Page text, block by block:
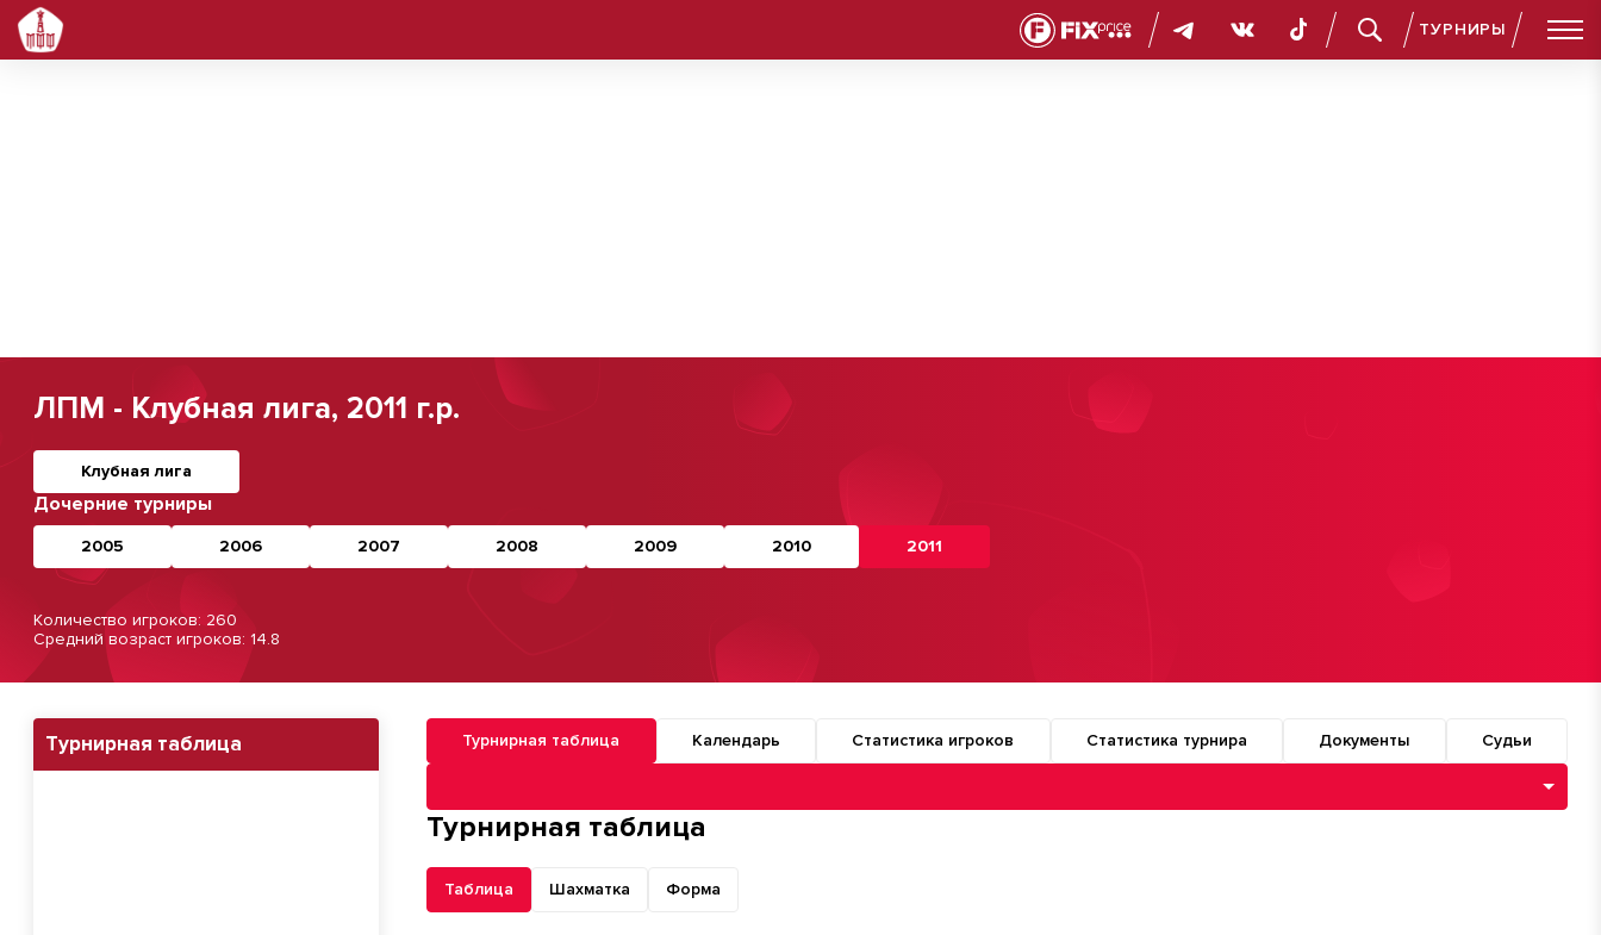
ТУРНИРЫ
ЛПМ - Клубная лига, 2011 г.р.
Клубная лига
Дочерние турниры
2005 2006 2007 2008 2009 2010 2011
Количество игроков: 260
Средний возраст игроков: 14.8
Турнирная таблица Турнирная таблица Календарь Статистика игроков Статистика турнира Документы Судьи
Навигация по разделам турнира
Турнирная таблица
Таблица Шахматка Форма